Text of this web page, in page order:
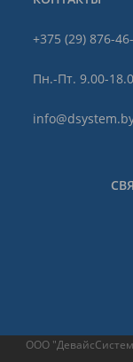
+375 (29) 876-
Пн.-Пт. 9.00-
ООО